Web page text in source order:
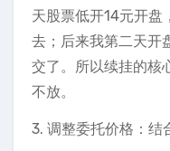
天股票低开14元开盘
去；后来我第二天开
交了。所以续挂的核
不放。
3. 调整委托价格：结